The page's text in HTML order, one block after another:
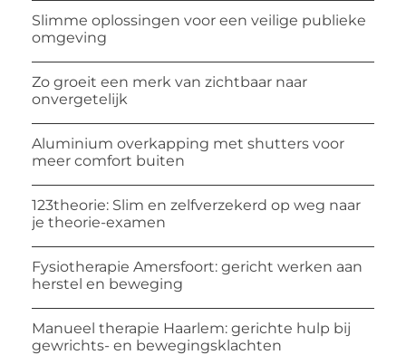
Slimme oplossingen voor een veilige publieke
omgeving
Zo groeit een merk van zichtbaar naar
onvergetelijk
Aluminium overkapping met shutters voor
meer comfort buiten
123theorie: Slim en zelfverzekerd op weg naar
je theorie-examen
Fysiotherapie Amersfoort: gericht werken aan
herstel en beweging
Manueel therapie Haarlem: gerichte hulp bij
gewrichts- en bewegingsklachten